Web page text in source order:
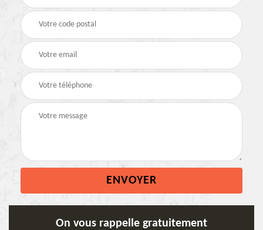
On vous rappelle gratuitement